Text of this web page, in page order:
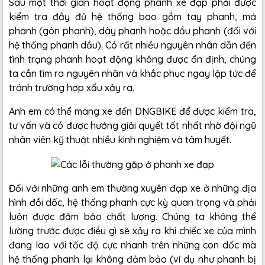
Sau một thời gian hoạt động phanh xe đạp phải được
kiểm tra đầy đủ hệ thống bao gồm tay phanh, má
phanh (gôn phanh), dây phanh hoặc dầu phanh (đối với
hệ thống phanh dầu). Có rất nhiều nguyên nhân dẫn đến
tình trạng phanh hoạt động không được ổn định, chúng
ta cần tìm ra nguyên nhân và khắc phục ngay lập tức để
tránh trường hợp xấu xảy ra.
Anh em có thể mang xe đến DNGBIKE để được kiểm tra,
tư vấn và có được hướng giải quyết tốt nhất nhờ đội ngũ
nhân viên kỹ thuật nhiều kinh nghiệm và tâm huyết.
Đối với những anh em thường xuyên đạp xe ở những địa
hình đồi dốc, hệ thống phanh cực kỳ quan trọng và phải
luôn được đảm bảo chất lượng. Chúng ta không thể
lường trước được điều gì sẽ xảy ra khi chiếc xe của mình
đang lao với tốc độ cực nhanh trên những con dốc mà
hệ thống phanh lại không đảm bảo (ví dụ như phanh bị